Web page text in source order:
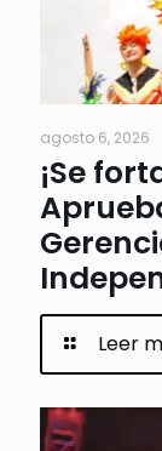
agosto 6, 2026
¡Se
Leer